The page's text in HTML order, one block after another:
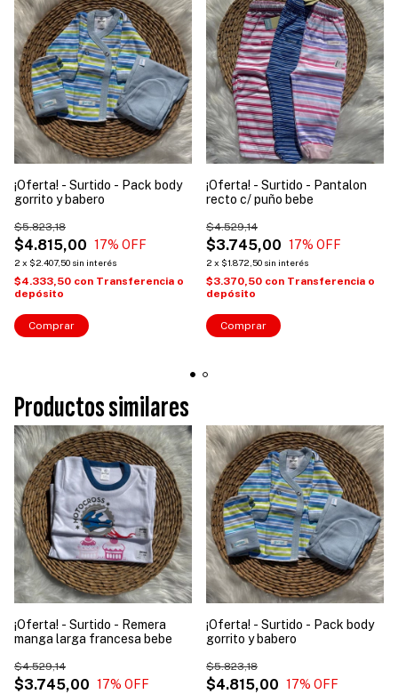
¡Oferta! - Surtido - Pack body
gorrito y babero
$4.815,00
$5.823,18
17% OFF
2 x $2.407,50 sin interés
$4.333,50 con Transferencia o
depósito
Comprar
¡Oferta! - Surtido - Pantalon
recto c/ puño bebe
$3.745,00
$4.529,14
17% OFF
2 x $1.872,50 sin interés
$3.370,50 con Transferencia o
depósito
Comprar
Productos similares
¡Oferta! - Surtido - Remera
manga larga francesa bebe
$3.745,00
$4.529,14
17% OFF
¡Oferta! - Surtido - Pack body
gorrito y babero
$4.815,00
$5.823,18
17% OFF